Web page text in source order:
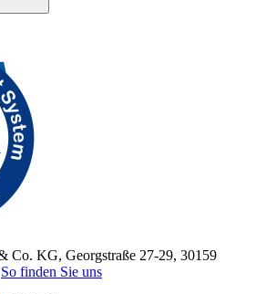
Co. KG, Georgstraße 27-29, 30159
So finden Sie uns